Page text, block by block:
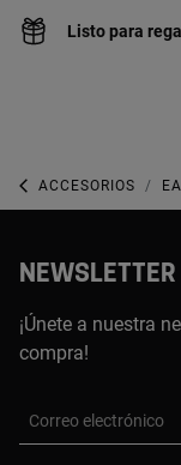
Listo para
ACCESORIOS
NEWSLETTER
¡Únete a nuestra
compra!
Correo electrónico